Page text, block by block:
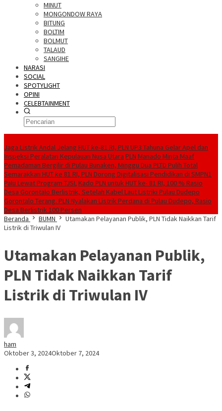
MINUT
MONGONDOW RAYA
BITUNG
BOLTIM
BOLMUT
TALAUD
SANGIHE
NARASI
SOCIAL
SPOTYLIGHT
OPINI
CELEBTAINMENT
Jaga Listrik Andal Jelang HUT ke-81 RI, PLN UP3 Tahuna Gelar Apel dan
Inspeksi Peralatan Kepulauan Nusa Utara PLN Manado Minta Maaf
Pemadaman Bergilir di Pulau Bunaken, Minggu Dua PLTD Pulih Total
Semarakkan HUT ke 81 RI, PLN Dorong Digitalisasi Pendidikan di SMPN1
Palu Lewat Program TJSLKado PLN untuk HUT ke- 81 RI, 100 % Rasio
Desa Gorontalo Berlistrik, Setelah Kabel Laut Listriki Pulau Dudepo
Gorontalo Terang. PLN Nyalakan Listrik Perdana di Pulau Dudepo, Rasio
Desa Berlistrik 100 Persen
Beranda
BUMN
Utamakan Pelayanan Publik, PLN Tidak Naikkan Tarif
Listrik di Triwulan IV
Utamakan Pelayanan Publik,
PLN Tidak Naikkan Tarif
Listrik di Triwulan IV
ham
Oktober 3, 2024Oktober 7, 2024